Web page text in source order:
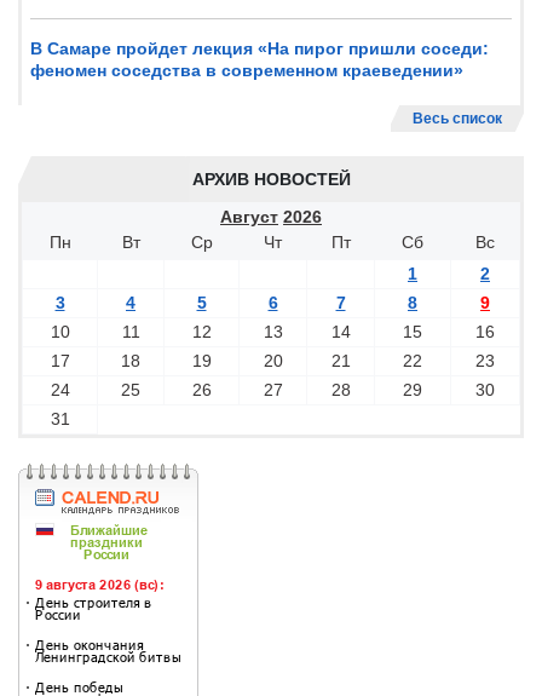
В Самаре пройдет лекция «На пирог пришли соседи:
феномен соседства в современном краеведении»
Весь список
АРХИВ НОВОСТЕЙ
Август 2026
Пн
Вт Ср Чт Пт Сб
Вс
1
2
3
4 5 6 7 8
9
10
11 12 13 14 15
16
17
18 19 20 21 22
23
24
25 26 27 28 29
30
31